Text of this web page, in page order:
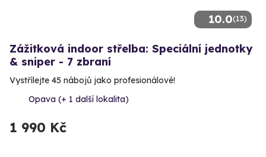
10.0(13)
Zážitková indoor střelba: Speciální jednotky
& sniper - 7 zbraní
Vystřílejte 45 nábojů jako profesionálové!
Opava (+ 1 další lokalita)
1 990 Kč